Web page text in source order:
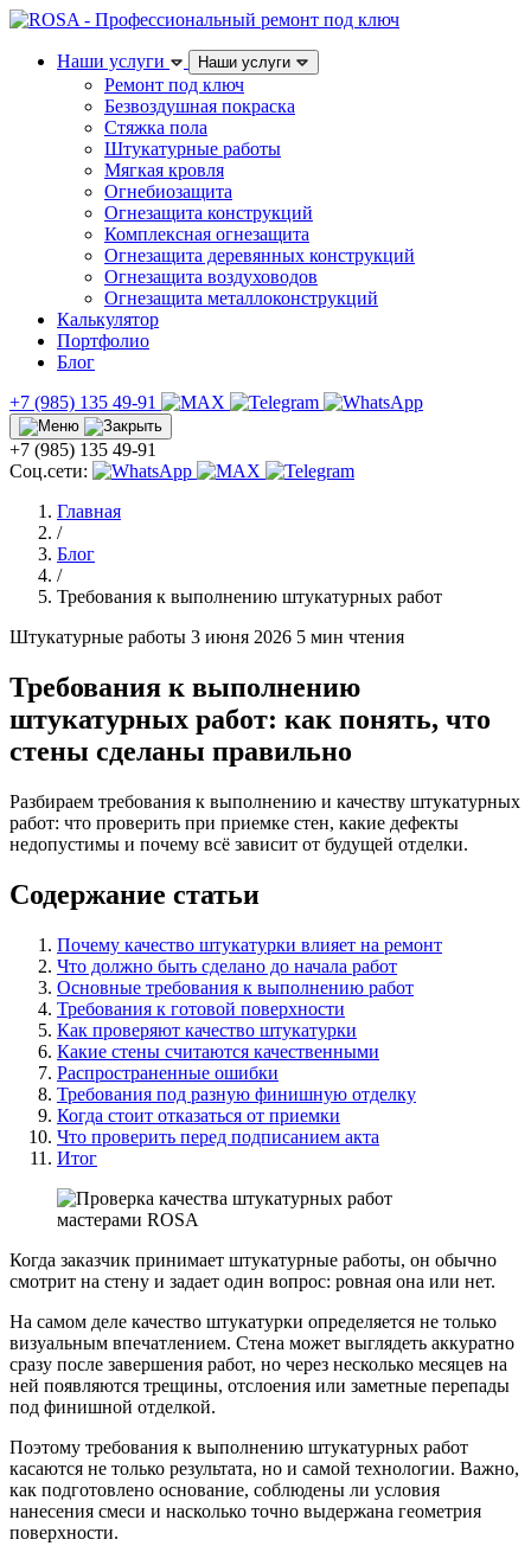
Наши услуги Наши услуги
Ремонт под ключ
Безвоздушная покраска
Стяжка пола
Штукатурные работы
Мягкая кровля
Огнебиозащита
Огнезащита конструкций
Комплексная огнезащита
Огнезащита деревянных конструкций
Огнезащита воздуховодов
Огнезащита металлоконструкций
Калькулятор
Портфолио
Блог
+7 (985) 135 49-91
+7 (985) 135 49-91
Соц.сети:
Главная
/
Блог
/
Требования к выполнению штукатурных работ
Штукатурные работы 3 июня 2026 5 мин чтения
Требования к выполнению
штукатурных работ: как понять, что
стены сделаны правильно
Разбираем требования к выполнению и качеству штукатурных
работ: что проверить при приемке стен, какие дефекты
недопустимы и почему всё зависит от будущей отделки.
Содержание статьи
Почему качество штукатурки влияет на ремонт
Что должно быть сделано до начала работ
Основные требования к выполнению работ
Требования к готовой поверхности
Как проверяют качество штукатурки
Какие стены считаются качественными
Распространенные ошибки
Требования под разную финишную отделку
Когда стоит отказаться от приемки
Что проверить перед подписанием акта
Итог
Когда заказчик принимает штукатурные работы, он обычно
смотрит на стену и задает один вопрос: ровная она или нет.
На самом деле качество штукатурки определяется не только
визуальным впечатлением. Стена может выглядеть аккуратно
сразу после завершения работ, но через несколько месяцев на
ней появляются трещины, отслоения или заметные перепады
под финишной отделкой.
Поэтому требования к выполнению штукатурных работ
касаются не только результата, но и самой технологии. Важно,
как подготовлено основание, соблюдены ли условия
нанесения смеси и насколько точно выдержана геометрия
поверхности.